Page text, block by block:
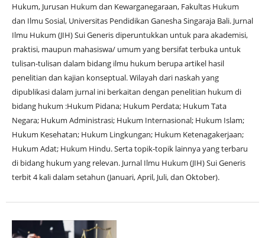
Hukum, Jurusan Hukum dan Kewarganegaraan, Fakultas Hukum
dan Ilmu Sosial, Universitas Pendidikan Ganesha Singaraja Bali. Jurnal
Ilmu Hukum (JIH) Sui Generis diperuntukkan untuk para akademisi,
praktisi, maupun mahasiswa/ umum yang bersifat terbuka untuk
tulisan-tulisan dalam bidang ilmu hukum berupa artikel hasil
penelitian dan kajian konseptual. Wilayah dari naskah yang
dipublikasi dalam jurnal ini berkaitan dengan penelitian hukum di
bidang hukum :Hukum Pidana; Hukum Perdata; Hukum Tata
Negara; Hukum Administrasi; Hukum Internasional; Hukum Islam;
Hukum Kesehatan; Hukum Lingkungan; Hukum Ketenagakerjaan;
Hukum Adat; Hukum Hindu. Serta topik-topik lainnya yang terbaru
di bidang hukum yang relevan. Jurnal Ilmu Hukum (JIH) Sui Generis
terbit 4 kali dalam setahun (Januari, April, Juli, dan Oktober).